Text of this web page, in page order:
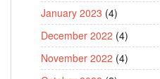
January 2023 (4)
December 2022 (4)
November 2022 (4)